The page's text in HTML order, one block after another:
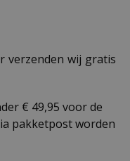
verzenden wij gratis
€ 49,95 voor de
pakketpost worden